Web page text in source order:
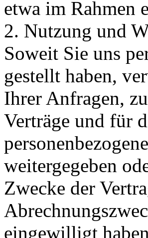
etwa im Rahmen
2. Nutzung und
Soweit Sie uns
gestellt haben,
Ihrer Anfragen,
Verträge und für
weitergegeben
Zwecke der
eingewilligt